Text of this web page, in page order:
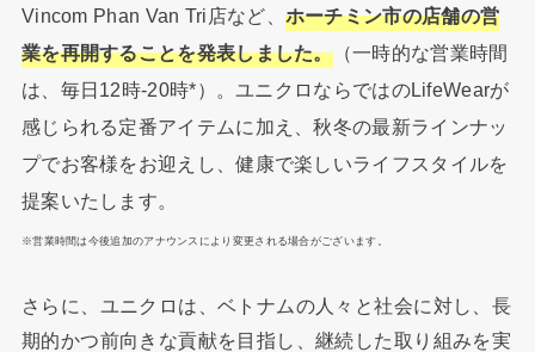
Vincom Phan Van Tri店など、 ホーチミン市の店舗の営
業を再開することを発表しました。（一時的な営業時間
は、毎日12時-20時*）。ユニクロならではのLifeWearが
感じられる定番アイテムに加え、秋冬の最新ラインナッ
プでお客様をお迎えし、健康で楽しいライフスタイルを
提案いたします。
※営業時間は今後追加のアナウンスにより変更される場合がございます。
さらに、ユニクロは、ベトナムの人々と社会に対し、長
期的かつ前向きな貢献を目指し、継続した取り組みを実